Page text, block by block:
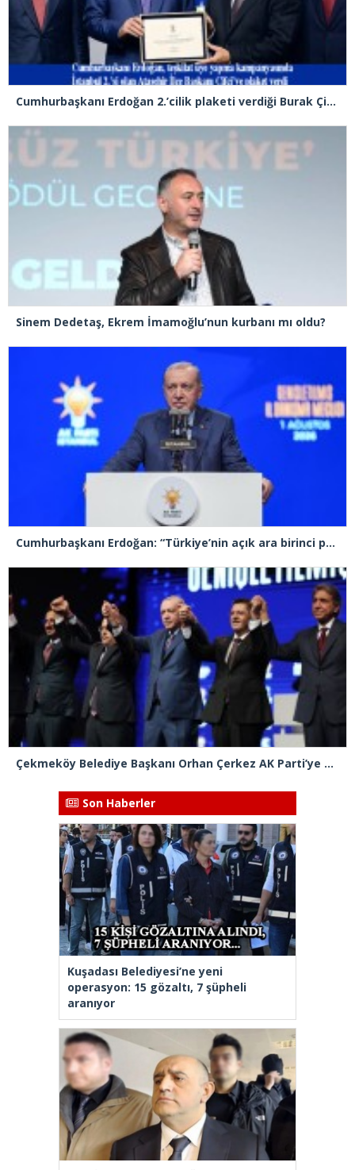
Cumhurbaşkanı Erdoğan 2.’cilik plaketi verdiği Burak Çifci’den Ataşehir seçimlerini kazanma sözünü aldı
Sinem Dedetaş, Ekrem İmamoğlu’nun kurbanı mı oldu?
Cumhurbaşkanı Erdoğan: “Türkiye’nin açık ara birinci partisiyiz”
Çekmeköy Belediye Başkanı Orhan Çerkez AK Parti’ye katıldı
Son Haberler
Kuşadası Belediyesi’ne yeni
operasyon: 15 gözaltı, 7 şüpheli
aranıyor